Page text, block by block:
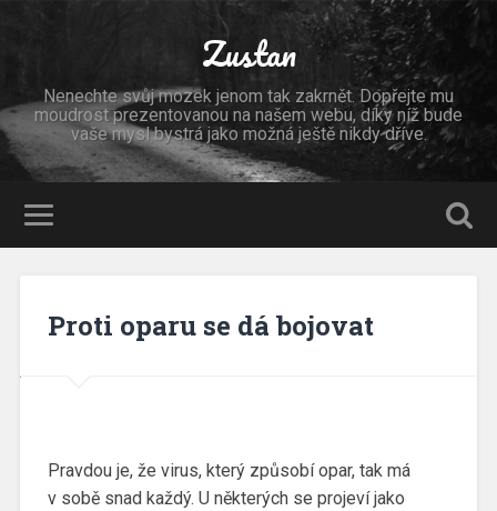
Zustan
Nenechte svůj mozek jenom tak zakrnět. Dopřejte mu
moudrost prezentovanou na našem webu, díky níž bude
vaše mysl bystrá jako možná ještě nikdy dříve.
Proti oparu se dá bojovat
Pravdou je, že virus, který způsobí opar, tak má
v sobě snad každý. U některých se projeví jako